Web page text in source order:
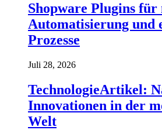
Shopware Plugins für
Automatisierung und
Prozesse
Juli 28, 2026
TechnologieArtikel:
Innovationen in der
Welt